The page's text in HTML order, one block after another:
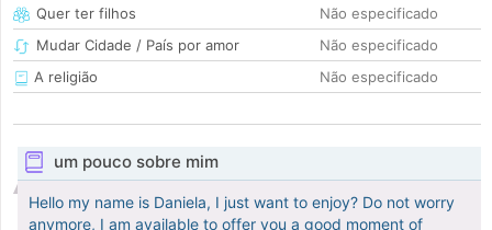
Quer ter filhos
Não especificado
Mudar Cidade / País por amor
Não especificado
A religião
Não especificado
um pouco sobre mim
Hello my name is Daniela, I just want to enjoy? Do not worry
anymore, I am available to offer you a good moment of